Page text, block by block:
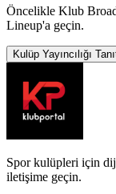
Öncelikle Klub
Lineup'a geçin.
Kulüp Yayıncılığı
Spor kulüpleri için
iletişime geçin.